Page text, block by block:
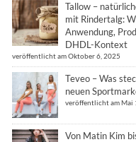
Tallow –
mit Rindertalg:
Anwendung,
DHDL-Kontext
veröffentlicht am Oktober 6, 2025
Teveo – Was
neuen
veröffentlicht am Mai
Von Matin Kim